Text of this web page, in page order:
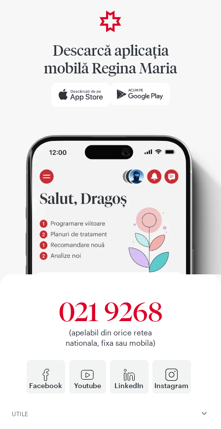
Descarcă aplicația
mobilă Regina Maria
Facebook Youtube LinkedIn Instagram
021 9268
(apelabil din orice retea
nationala, fixa sau mobila)
UTILE